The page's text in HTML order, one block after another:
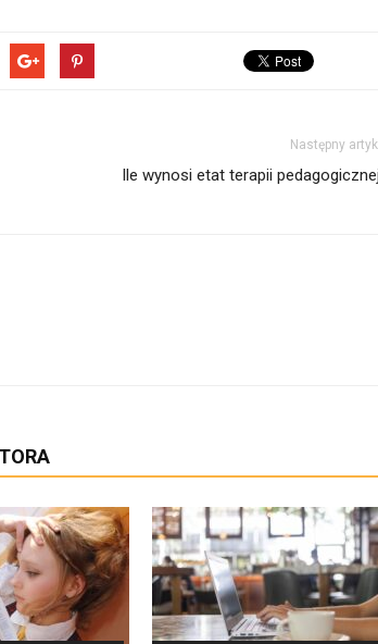
Następny
Ile wynosi etat terapii